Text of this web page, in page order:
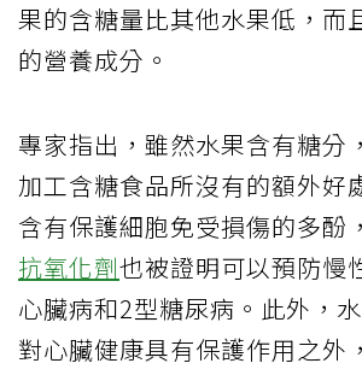
果的含糖量比其他水果低，而
的營養成分。
專家指出，雖然水果含有糖分
加工含糖食品所沒有的額外好
含有保護細胞免受損傷的多酚
抗氧化劑也被證明可以預防慢
心臟病和2型糖尿病。此外，
對心臟健康具有保護作用之外